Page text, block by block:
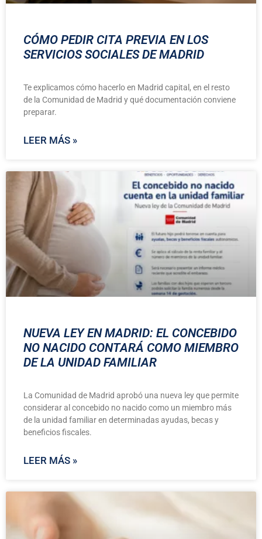
CÓMO PEDIR CITA PREVIA EN LOS
SERVICIOS SOCIALES DE MADRID
Te explicamos cómo hacerlo en Madrid capital, en el resto
de la Comunidad de Madrid y qué documentación conviene
preparar.
LEER MÁS »
NUEVA LEY EN MADRID: EL CONCEBIDO
NO NACIDO CONTARÁ COMO MIEMBRO
DE LA UNIDAD FAMILIAR
La Comunidad de Madrid aprobó una nueva ley que permite
considerar al concebido no nacido como un miembro más
de la unidad familiar en determinadas ayudas, becas y
beneficios fiscales.
LEER MÁS »